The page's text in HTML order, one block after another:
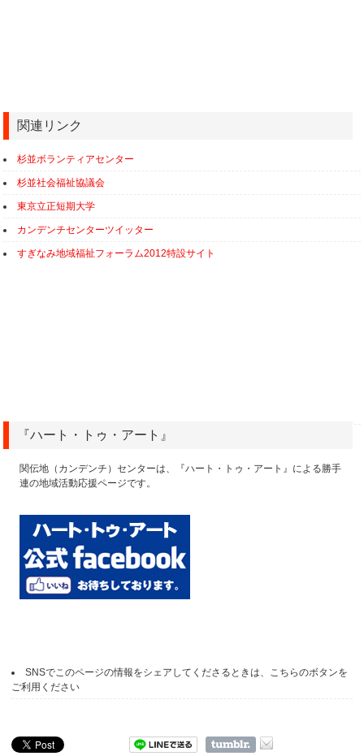
関連リンク
杉並ボランティアセンター
杉並社会福祉協議会
東京立正短期大学
カンデンチセンターツイッター
すぎなみ地域福祉フォーラム2012特設サイト
『ハート・トゥ・アート』
関伝地（カンデンチ）センターは、『ハート・トゥ・アート』による勝手
連の地域活動応援ページです。
SNSでこのページの情報をシェアしてくださるときは、こちらのボタンを
ご利用ください